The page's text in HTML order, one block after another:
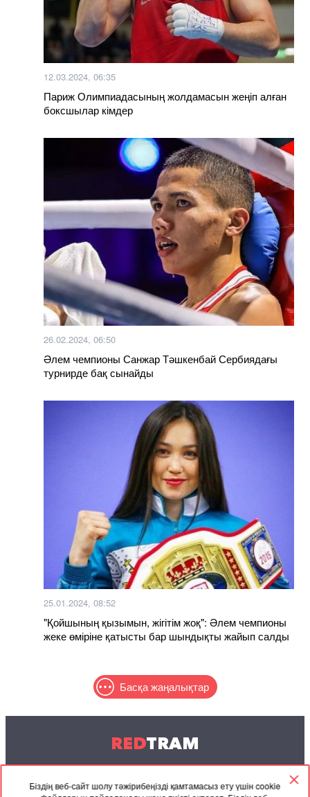
Біздің веб-сайт шолу тәжірибеңізді қамтамасыз ету үшін cookie
12.03.2024, 06:35
Париж Олимпиадасының жолдамасын жеңіп алған
боксшылар кімдер
26.02.2024, 06:50
Әлем чемпионы Санжар Тәшкенбай Сербиядағы
турнирде бақ сынайды
25.01.2024, 08:52
"Қойшының қызымын, жігітім жоқ": Әлем чемпионы
жеке өміріне қатысты бар шындықты жайып салды
Басқа жаңалықтар
REDTRAM
© 2004-2026 Redtram, Ltd.